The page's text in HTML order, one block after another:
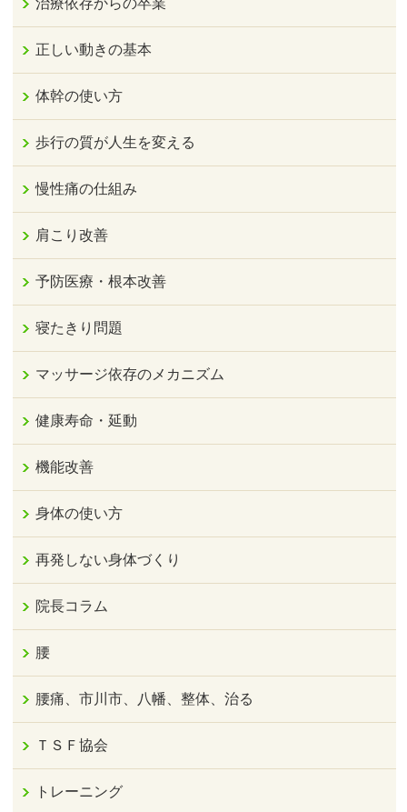
治療依存からの卒業
正しい動きの基本
体幹の使い方
歩行の質が人生を変える
慢性痛の仕組み
肩こり改善
予防医療・根本改善
寝たきり問題
マッサージ依存のメカニズム
健康寿命・延動
機能改善
身体の使い方
再発しない身体づくり
院長コラム
腰
腰痛、市川市、八幡、整体、治る
ＴＳＦ協会
トレーニング